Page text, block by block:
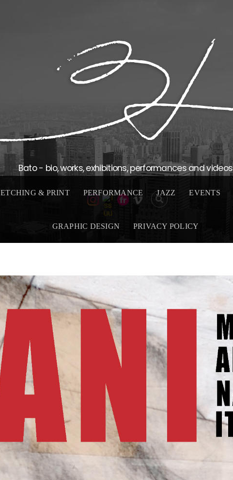
Bato - bio, works, exhibitions, performances and videos
ETCHING & PRINT PERFORMANCE JAZZ EVENTS
GRAPHIC DESIGN PRIVACY POLICY